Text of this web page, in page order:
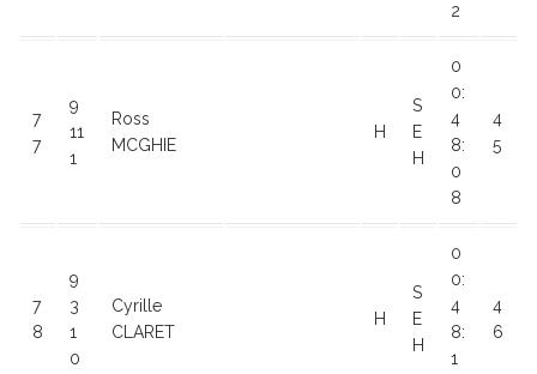
2
7
7
9
11
1
Ross
MCGHIE
H
S
E
H
0
0:
4
8:
0
8
4
5
7
8
9
3
1
0
Cyrille
CLARET
H
S
E
H
0
0:
4
8:
1
4
6